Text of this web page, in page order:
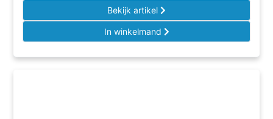
Bekijk artikel
In winkelmand